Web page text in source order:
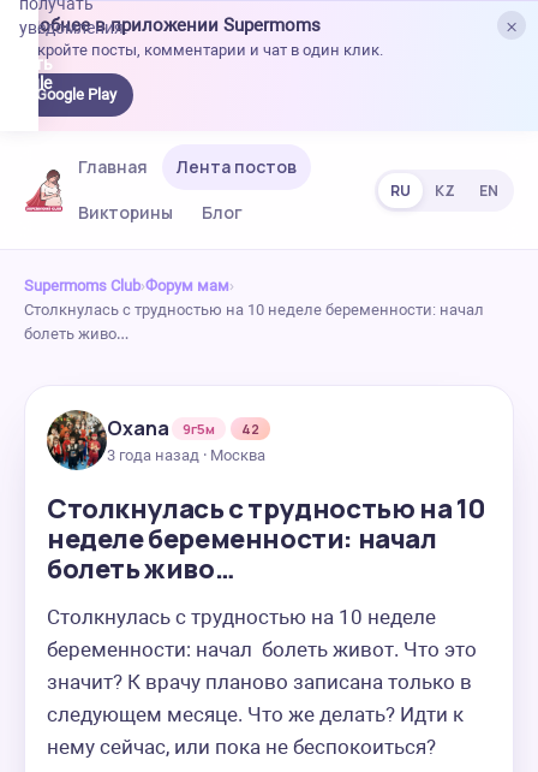
×
Удобнее в приложении Supermoms
Откройте посты, комментарии и чат в один клик.
Google Play
уведомления.
Главная
Лента постов
Викторины
Блог
RU KZ EN
Supermoms Club›Форум мам›
Столкнулась с трудностью на 10 неделе беременности: начал
болеть живо…
Oxana 9г5м
42
3 года назад · Москва
Столкнулась с трудностью на 10
неделе беременности: начал
болеть живо…
Столкнулась с трудностью на 10 неделе
беременности: начал  болеть живот. Что это
значит? К врачу планово записана только в
следующем месяце. Что же делать? Идти к
нему сейчас, или пока не беспокоиться?